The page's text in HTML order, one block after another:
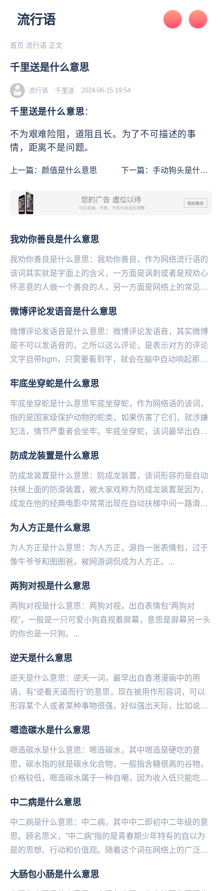
流行语
首页 流行语 正文
千里送是什么意思
流行语 千里送 2024-06-15 19:54
千里送是什么意思：
不为艰难险阻，道阻且长。为了不可描述的事
情，距离不是问题。
上一篇： 颜值是什么意思 下一篇：手动狗头是什么
我劝你善良是什么意思
我劝你善良是什么意思：我劝你善良，作为网络流行语的
该词其实就是字面上的含义，一方面是讽刺或者是规劝心
怀恶意的人做一个善良的人，另一方面是网络上的常见吐
很...
微博评论发语音是什么意思
微博评论发语音是什么意思：微博评论发语音，其实微博
是不可以发语音的，之所以这么评论，是表示对方的评论
文字自带bgm，只需要看到字，就会在脑中自动响起那首
牢底坐穿蛇是什么意思
牢底坐穿蛇是什么意思牢底坐穿蛇，作为网络语的该词，
指的是国家级保护动物的蛇类，如果伤害了它们，就涉嫌
犯法，情节严重者会坐牢。牢底坐穿蛇，该词最早出自于
比...
防成龙装置是什么意思
防成龙装置是什么意思：防成龙装置，该词形容的是自动
扶梯上面的防滑装置，被大家戏称为防成龙装置是因为，
成龙在他的经典电影中常常出现在自动扶梯中间一路滑行
置...
为人方正是什么意思
为人方正是什么意思：为人方正，源自一张表情包，过于
像‌‌‌‌‌‌‌‌‌‌‌牛爷爷和图图爸，被网游调侃成为人方正。...
两狗对视是什么意思
两狗对视是什么意思：两狗对视，出自表情包“两狗对
视”，一般是一只可爱小狗直视着‌‌‌‌‌‌‌‌‌‌‌‌‌屏幕，意思是屏幕另一头
的你也是一只狗。...
逆天是什么意思
逆天是什么意思：逆天一词，最早出自香港漫画中的用
语，有“逆着天道而行”的意思，现在被用作形容词，可以
形容某个人或者某种事物很强，好似强出天际，比如说：
嗯造碳水是什么意思
嗯造碳水是什么意思：嗯造碳水，其中嗯造是硬吃的意
思，碳水指的就是碳水化合物，一般指含糖很高的谷物，
价格较低，嗯造碳水属于一种自嘲，因为收入低只‌‌‌‌‌‌‌‌‌能吃便
中二病是什么意思
中二病是什么意思：中二病，其中中二即初中二年级的意
思。顾名思义，”中二病”指的是青春期少年特有的自以为
是的思想、行动和价值观。随着这个词在网络上的广泛运
大肠包小肠是什么意思